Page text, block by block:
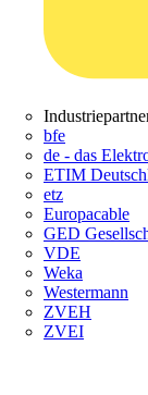
bfe
de - das
ETIM
etz
Europacable
GED
VDE
Weka
Westermann
ZVEH
ZVEI